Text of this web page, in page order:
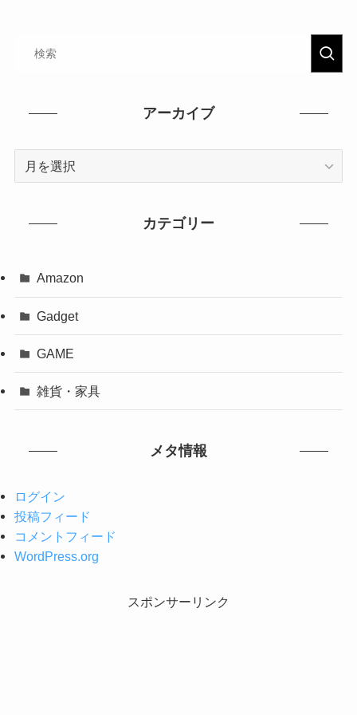
アーカイブ
カテゴリー
Amazon
Gadget
GAME
雑貨・家具
メタ情報
ログイン
投稿フィード
コメントフィード
WordPress.org
スポンサーリンク